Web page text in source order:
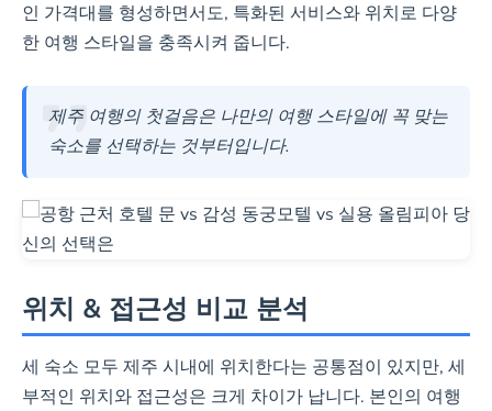
제주 시외버스터미널 맞은편 최
고 위치, 24시간 프론트데스크,
식당 다수
인 가격대를 형성하면서도, 특화된 서비스와 위치로 다양
한 여행 스타일을 충족시켜 줍니다.
제주 여행의 첫걸음은 나만의 여행 스타일에 꼭 맞는
숙소를 선택하는 것부터입니다.
위치 & 접근성 비교 분석
세 숙소 모두 제주 시내에 위치한다는 공통점이 있지만, 세
부적인 위치와 접근성은 크게 차이가 납니다. 본인의 여행